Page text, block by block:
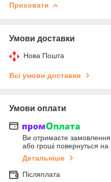
Приховати
Умови доставки
Нова Пошта
Всі умови доставки
Умови оплати
Ви отримаєте замовлення
або гроші повернуться на
Детальніше
Післяплата